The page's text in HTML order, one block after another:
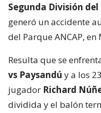
Segunda División
generó un accidente
del Parque ANCAP, en
Resulta que se
vs Paysandú y a los
jugador Richard
dividida y el balón